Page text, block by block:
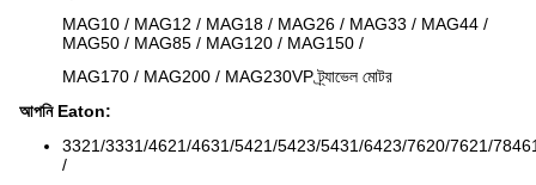
MAG10 / MAG12 / MAG18 / MAG26 / MAG33 / MAG44 /
MAG50 / MAG85 / MAG120 / MAG150 /
MAG170 / MAG200 / MAG230VP ট্র্যাভেল মোটর
আপনি Eaton:
3321/3331/4621/4631/5421/5423/5431/6423/7620/7621/
/